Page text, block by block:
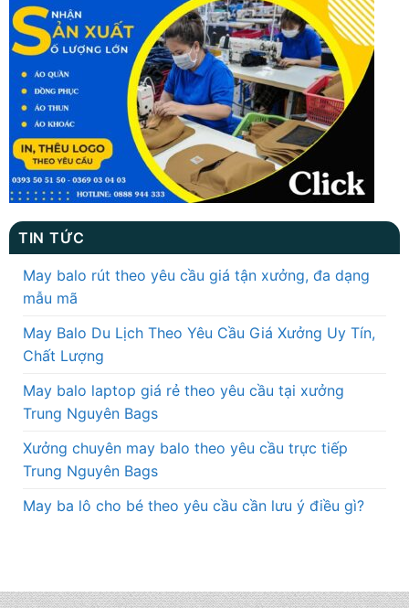
TIN TỨC
May balo rút theo yêu cầu giá tận xưởng, đa dạng
mẫu mã
May Balo Du Lịch Theo Yêu Cầu Giá Xưởng Uy Tín,
Chất Lượng
May balo laptop giá rẻ theo yêu cầu tại xưởng
Trung Nguyên Bags
Xưởng chuyên may balo theo yêu cầu trực tiếp
Trung Nguyên Bags
May ba lô cho bé theo yêu cầu cần lưu ý điều gì?